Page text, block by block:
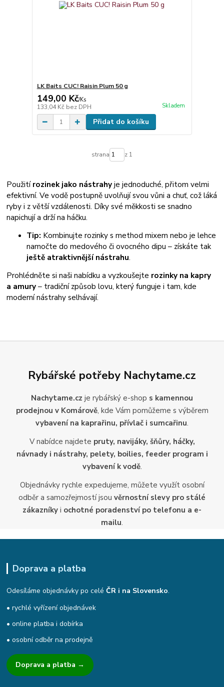
LK Baits CUC! Raisin Plum 50 g
149,00 Kč/Ks
133,04 Kč bez DPH Skladem
Přidat do košíku
strana z 1
Použitírozinek jako nástrahyje jednoduché, přitom velmi
efektivní. Ve vodě postupně uvolňují svou vůni a chuť, což láká
ryby i z větší vzdálenosti. Díky své měkkosti se snadno
napichují a drží na háčku.
Tip: Kombinujte rozinky s method mixem nebo je lehce
namočte do medového či ovocného dipu – získáte tak
ještě atraktivnější nástrahu.
Prohlédněte si naši nabídku a vyzkoušejte rozinky na kapry
a amury– tradiční způsob lovu, který funguje i tam, kde
moderní nástrahy selhávají.
Rybářské potřeby Nachytame.cz
Nachytame.cz je rybářský e-shop s kamennou
prodejnou v Komárově, kde Vám pomůžeme s výběrem
vybavení na kaprařinu, přívlač i sumcařinu.
V nabídce najdete pruty, navijáky, šňůry, háčky,
návnady i nástrahy, pelety, boilies, feeder program i
vybavení k vodě.
Objednávky rychle expedujeme, můžete využít osobní
odběr a samozřejmostí jsou věrnostní slevy pro stálé
zákazníky i ochotné poradenství po telefonu a e-
mailu.
Doprava a platba
Odesíláme objednávky po celéČR i na Slovensko.
• rychlé vyřízení objednávek
• online platba i dobírka
• osobní odběr na prodejně
Doprava a platba →